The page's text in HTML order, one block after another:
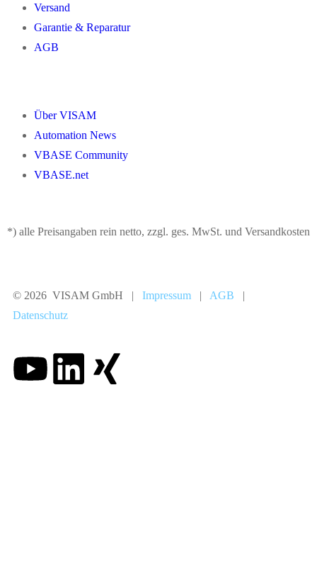
Versand
Garantie & Reparatur
AGB
Über VISAM
Automation News
VBASE Community
VBASE.net
*) alle Preisangaben rein netto, zzgl. ges. MwSt. und Versandkosten
© 2026 VISAM GmbH | Impressum | AGB |
Datenschutz